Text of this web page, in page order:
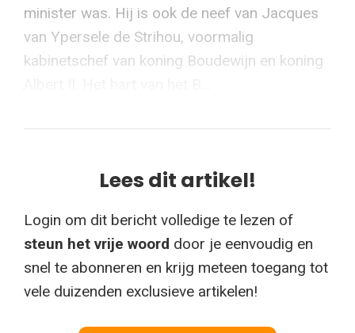
minister was. Hij is ook de neef van Jacques
van Ypersele de Strihou, voormalig
kabinetschef van koning Boudewijn en koning
Lees dit artikel!
Login om dit bericht volledige te lezen of
steun het vrije woord door je eenvoudig en
snel te abonneren en krijg meteen toegang tot
vele duizenden exclusieve artikelen!